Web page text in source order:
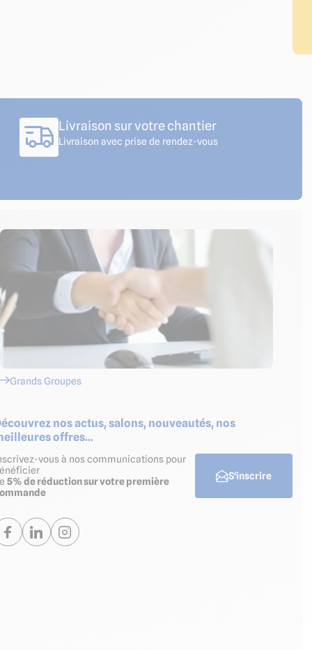
Livraison sur votre chantier
Livraison avec prise de rendez-vous
Grands Groupes
nos actus, salons, nouveautés, nos
offres...
vous à nos communications pour
5% de réduction sur votre première
S'inscrire